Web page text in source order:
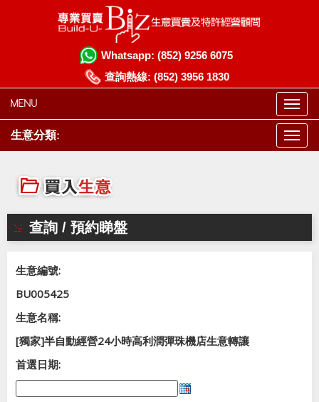
Whatsapp: (852) 9256 6075
查詢熱線: (852) 3956 1830
MENU
生意分類:
查詢 / 預約睇盤
生意編號:
BU005425
生意名稱:
[獨家]半自動經營24小時高利潤彈珠機店生意轉讓
首選日期: